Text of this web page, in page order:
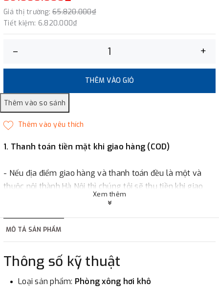
Giá thị trường: 65.820.000₫
Tiết kiệm: 6.820.000₫
– +
THÊM VÀO GIỎ
1. Thanh toán tiền mặt khi giao hàng (COD)
- Nếu địa điểm giao hàng và thanh toán đều là một và
thuộc nội thành Hà Nội thì chúng tôi sẽ thu tiền khi giao
hàng hoặc khách hàng đặt tiền trước một phần giá trị đơn
2. Thanh toán trực tiếp tại :
- Showroom Thanh HươngĐịa chỉ : 23 phố Cát Linh,
phường Cát Linh, quận Đống Đa, Hà Nội.
Xem thêm
MÔ TẢ SẢN PHẨM
Thông số kỹ thuật
Loại sản phẩm: Phòng xông hơi khô